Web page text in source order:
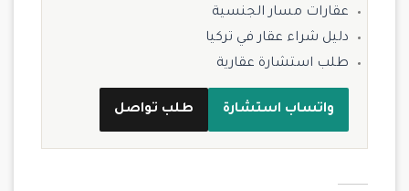
عقارات مسار الجنسية
دليل شراء عقار في تركيا
طلب استشارة عقارية
واتساب استشارة طلب تواصل